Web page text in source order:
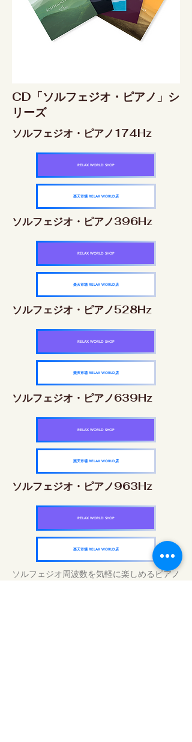
CD「ソルフェジオ・ピアノ」シ
リーズ
ソルフェジオ・ピアノ174Hz
RELAX WORLD SHOP
楽天市場 RELAX WORLD店
ソルフェジオ・ピアノ396Hz
RELAX WORLD SHOP
楽天市場 RELAX WORLD店
ソルフェジオ・ピアノ528Hz
RELAX WORLD SHOP
楽天市場 RELAX WORLD店
ソルフェジオ・ピアノ639Hz
RELAX WORLD SHOP
楽天市場 RELAX WORLD店
ソルフェジオ・ピアノ963Hz
RELAX WORLD SHOP
楽天市場 RELAX WORLD店
ソルフェジオ周波数を気軽に楽しめるピアノ